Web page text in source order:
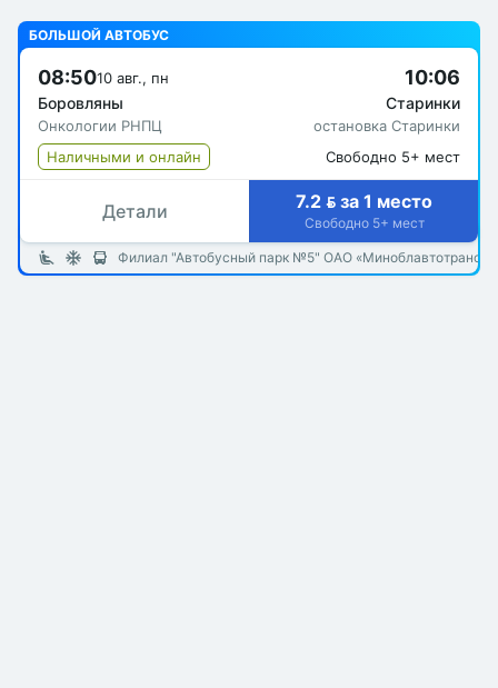
БОЛЬШОЙ АВТОБУС
08:5010 авг., пн
Боровляны
Онкологии РНПЦ
10:06
Старинки
остановка Старинки
Наличными и онлайн
Свободно 5+ мест
Детали 7.2  за 1 место
Свободно 5+ мест
Филиал "Автобусный парк №5" ОАО «Миноблавтотранс»